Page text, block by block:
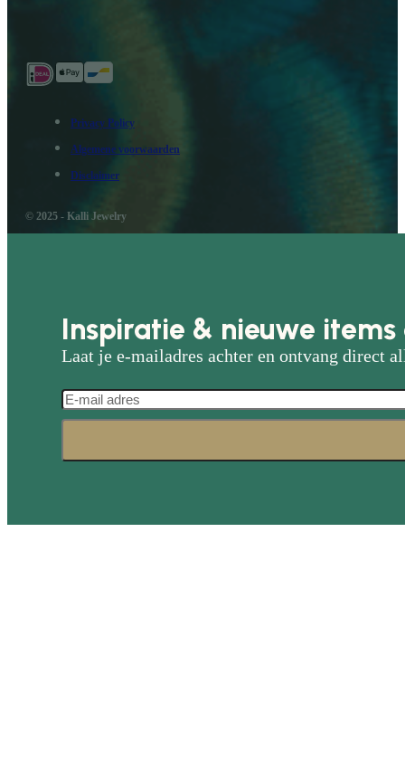
Privacy Policy
Algemene voorwaarden
Disclaimer
© 2025 - Kalli Jewelry
Inspiratie & nieuwe
Laat je e-mailadres achter en ontvang direct